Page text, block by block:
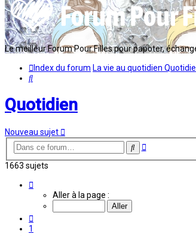
Le meilleur Forum Pour Filles pour papoter,
Index du forum La vie au quotidien
Rechercher
Quotidien
Nouveau sujet
Rechercher
Recherche
1663 sujets
101
Aller à la page :
1